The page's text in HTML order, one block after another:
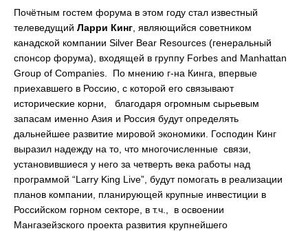
Почётным гостем форума в этом году стал известный
телеведущий Ларри Кинг , являющийся советником
канадской компании Silver Bear Resources (генеральный
спонсор форума), входящей в группу Forbes and Manhattan
Group of Companies. По мнению г-на Кинга, впервые
приехавшего в Россию, с которой его связывают
исторические корни, благодаря огромным сырьевым
запасам именно Азия и Россия будут определять
дальнейшее развитие мировой экономики. Господин Кинг
выразил надежду на то, что многочисленные связи,
установившиеся у него за четверть века работы над
программой “Larry King Live”, будут помогать в реализации
планов компании, планирующей крупные инвестиции в
Российском горном секторе, в т.ч., в освоении
Мангазейзского проекта развития крупнейшего